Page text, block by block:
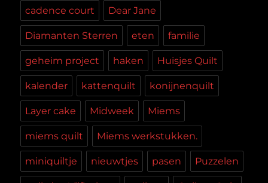
cadence court Dear Jane
Diamanten Sterren eten familie
geheim project haken Huisjes Quilt
kalender kattenquilt konijnenquilt
Layer cake Midweek Miems
miems quilt Miems werkstukken.
miniquiltje nieuwtjes pasen Puzzelen